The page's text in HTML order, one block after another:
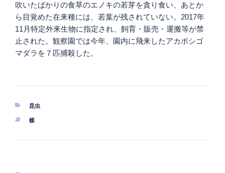
吹いたばかりの食草のエノキの若芽を貪り食い、あとか
ら目覚めた在来種には、若葉が残されていない。2017年
11月特定外来生物に指定され、飼育・販売・運搬等が禁
止された。観察園では今年、園内に飛来したアカボシゴ
マダラを７匹捕殺した。
カ
ゴ
ー
昆虫
タ
蝶
投